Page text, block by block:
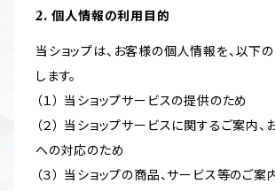
2. 個人情報の利用目的
当ショップは、お客様の個人情報を、以下
します。
（１） 当ショップサービスの提供のため
（２） 当ショップサービスに関するご案内
への対応のため
（３） 当ショップの商品、サービス等のご案